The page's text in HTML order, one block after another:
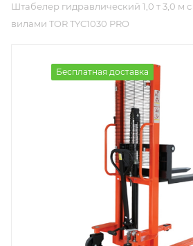
Штабелер гидравлический 1,0 т 3,0 м
вилами TOR TYC1030 PRO
Бесплатная доставка